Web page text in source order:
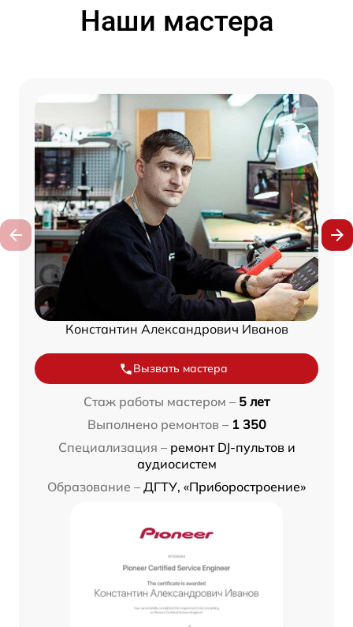
Наши мастера
Константин Александрович Иванов
Вызвать мастера
Стаж работы мастером – 5 лет
Выполнено ремонтов – 1 350
Специализация – ремонт DJ-пультов и
аудиосистем
Образование – ДГТУ, «Приборостроение»